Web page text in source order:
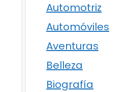
Automotriz
Automóviles
Aventuras
Belleza
Biografía